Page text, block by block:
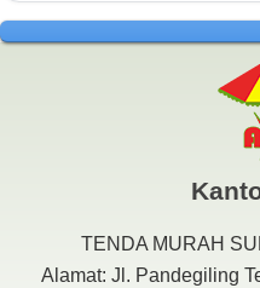
TENDA MURAH
Alamat: Jl. Pandegiling